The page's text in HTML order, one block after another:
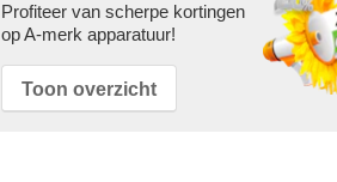
Profiteer van scherpe kortingen
op A-merk apparatuur!
Toon overzicht